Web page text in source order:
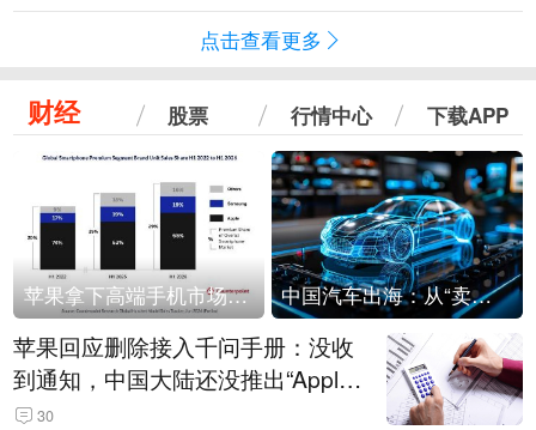
点击查看更多
财经 股票 行情中心 下载APP
苹果拿下高端手机市场65%的份额：iPhone 17系列功不可没 中国汽车出海：从“卖出去”到“走进去”
苹果回应删除接入千问手册：没收
到通知，中国大陆还没推出“Apple
智能使用千问”功能
30